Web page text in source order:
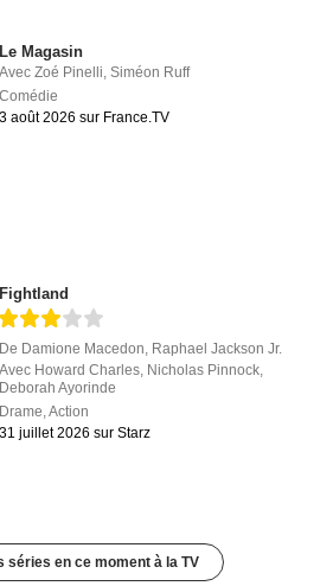
Le Magasin
AvecZoé Pinelli,Siméon Ruff
Comédie
3 août 2026 sur France.TV
Fightland
De Damione Macedon Raphael Jackson Jr.
Avec Howard Charles Nicholas Pinnock
Deborah Ayorinde
Drame ,Action
31 juillet 2026 sur Starz
séries en ce moment à la TV